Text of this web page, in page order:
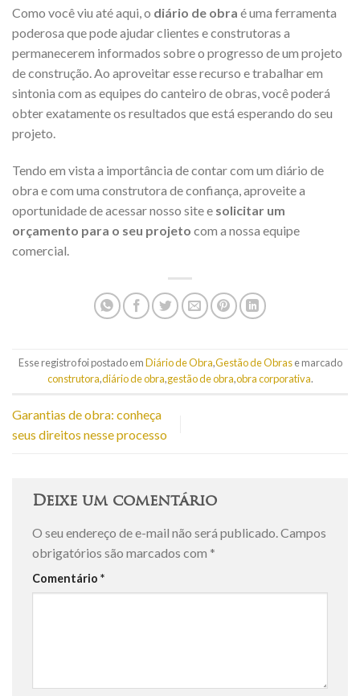
Como você viu até aqui, o diário de obra é uma ferramenta
poderosa que pode ajudar clientes e construtoras a
permanecerem informados sobre o progresso de um projeto
de construção. Ao aproveitar esse recurso e trabalhar em
sintonia com as equipes do canteiro de obras, você poderá
obter exatamente os resultados que está esperando do seu
projeto.
Tendo em vista a importância de contar com um diário de
obra e com uma construtora de confiança, aproveite a
oportunidade de acessar nosso site e solicitar um
orçamento para o seu projeto com a nossa equipe
comercial.
Esse registro foi postado emDiário de Obra,Gestão de Obrase marcado
construtora,diário de obra,gestão de obra,obra corporativa.
Garantias de obra: conheça
seus direitos nesse processo
Deixe um comentário
O seu endereço de e-mail não será publicado.Campos
obrigatórios são marcados com *
Comentário *